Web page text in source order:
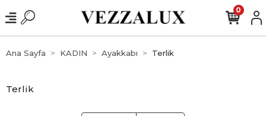
0
Ana Sayfa KADIN Ayakkabı Terlik
Terlik